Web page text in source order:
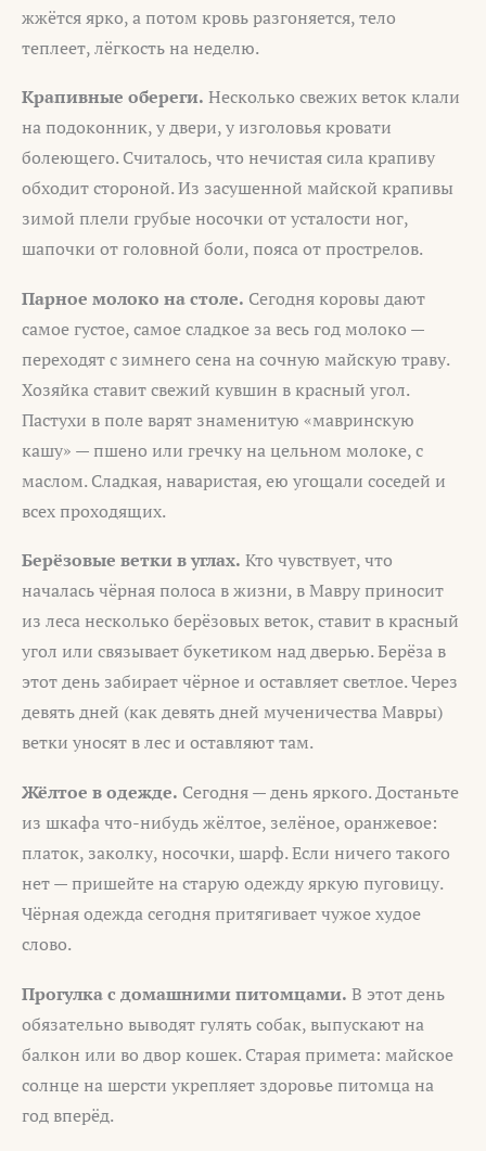
жжётся ярко, а потом кровь разгоняется, тело
теплеет, лёгкость на неделю.
Крапивные обереги. Несколько свежих веток клали
на подоконник, у двери, у изголовья кровати
болеющего. Считалось, что нечистая сила крапиву
обходит стороной. Из засушенной майской крапивы
зимой плели грубые носочки от усталости ног,
шапочки от головной боли, пояса от прострелов.
Парное молоко на столе. Сегодня коровы дают
самое густое, самое сладкое за весь год молоко —
переходят с зимнего сена на сочную майскую траву.
Хозяйка ставит свежий кувшин в красный угол.
Пастухи в поле варят знаменитую «мавринскую
кашу» — пшено или гречку на цельном молоке, с
маслом. Сладкая, наваристая, ею угощали соседей и
всех проходящих.
Берёзовые ветки в углах. Кто чувствует, что
началась чёрная полоса в жизни, в Мавру приносит
из леса несколько берёзовых веток, ставит в красный
угол или связывает букетиком над дверью. Берёза в
этот день забирает чёрное и оставляет светлое. Через
девять дней (как девять дней мученичества Мавры)
ветки уносят в лес и оставляют там.
Жёлтое в одежде. Сегодня — день яркого. Достаньте
из шкафа что-нибудь жёлтое, зелёное, оранжевое:
платок, заколку, носочки, шарф. Если ничего такого
нет — пришейте на старую одежду яркую пуговицу.
Чёрная одежда сегодня притягивает чужое худое
слово.
Прогулка с домашними питомцами. В этот день
обязательно выводят гулять собак, выпускают на
балкон или во двор кошек. Старая примета: майское
солнце на шерсти укрепляет здоровье питомца на
год вперёд.